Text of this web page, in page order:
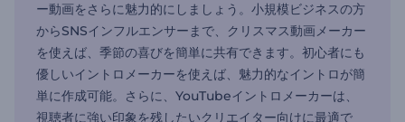
ー動画をさらに魅力的にしましょう。小規模ビジネスの方
からSNSインフルエンサーまで、クリスマス動画メーカー
を使えば、季節の喜びを簡単に共有できます。初心者にも
優しいイントロメーカーを使えば、魅力的なイントロが簡
単に作成可能。さらに、YouTubeイントロメーカーは、
視聴者に強い印象を残したいクリエイター向けに最適で